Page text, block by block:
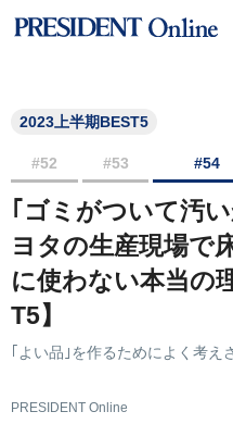
2023上半期BEST5
#52 #53 #54
｢ゴミがついて汚
ヨタの生産現場で
に使わない本当の
T5】
｢よい品｣を作るためによく考え
PRESIDENT Online